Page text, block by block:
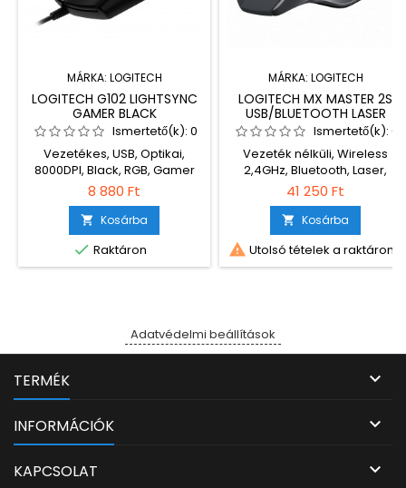
MÁRKA: LOGITECH
LOGITECH G102 LIGHTSYNC
GAMER BLACK
Ismertető(k): 0
Vezetékes, USB, Optikai,
8000DPI, Black, RGB, Gamer
8 880 Ft
 Kosárba
 Raktáron
MÁRKA: LOGITECH
LOGITECH MX MASTER 2S
USB/BLUETOOTH LASER
GRAFIT GRAY
Ismertető(k): 0
Vezeték nélküli, Wireless
2,4GHz, Bluetooth, Laser,
4000DPI, Grafit Gray
41 250 Ft
 Kosárba
 Utolsó tételek a raktáron
Adatvédelmi beállítások
TERMÉK 
INFORMÁCIÓK 
KAPCSOLAT 